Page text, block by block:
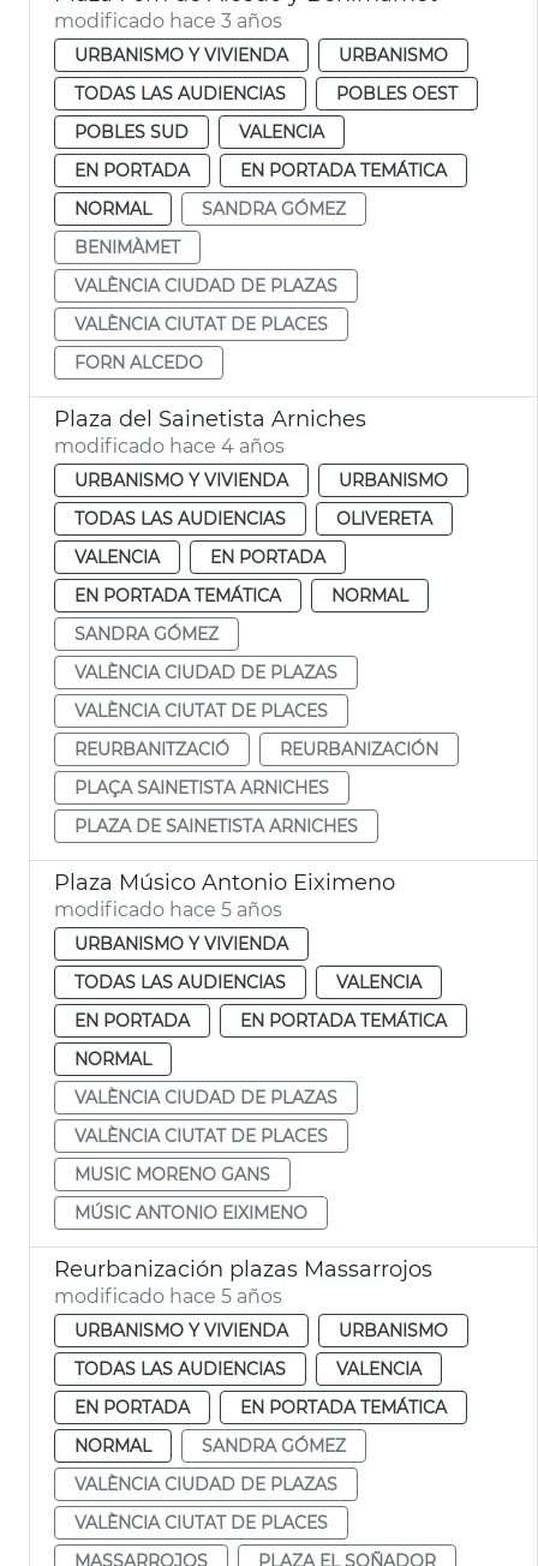
modificado hace 3 años
URBANISMO Y VIVIENDA
URBANISMO
TODAS LAS AUDIENCIAS
POBLES OEST
POBLES SUD
VALENCIA
EN PORTADA
EN PORTADA TEMÁTICA
NORMAL
SANDRA GÓMEZ
BENIMÀMET
VALÈNCIA CIUDAD DE PLAZAS
VALÈNCIA CIUTAT DE PLACES
FORN ALCEDO
Plaza del Sainetista Arniches
modificado hace 4 años
URBANISMO Y VIVIENDA
URBANISMO
TODAS LAS AUDIENCIAS
OLIVERETA
VALENCIA
EN PORTADA
EN PORTADA TEMÁTICA
NORMAL
SANDRA GÓMEZ
VALÈNCIA CIUDAD DE PLAZAS
VALÈNCIA CIUTAT DE PLACES
REURBANITZACIÓ
REURBANIZACIÓN
PLAÇA SAINETISTA ARNICHES
PLAZA DE SAINETISTA ARNICHES
Plaza Músico Antonio Eiximeno
modificado hace 5 años
URBANISMO Y VIVIENDA
TODAS LAS AUDIENCIAS
VALENCIA
EN PORTADA
EN PORTADA TEMÁTICA
NORMAL
VALÈNCIA CIUDAD DE PLAZAS
VALÈNCIA CIUTAT DE PLACES
MUSIC MORENO GANS
MÚSIC ANTONIO EIXIMENO
Reurbanización plazas Massarrojos
modificado hace 5 años
URBANISMO Y VIVIENDA
URBANISMO
TODAS LAS AUDIENCIAS
VALENCIA
EN PORTADA
EN PORTADA TEMÁTICA
NORMAL
SANDRA GÓMEZ
VALÈNCIA CIUDAD DE PLAZAS
VALÈNCIA CIUTAT DE PLACES
MASSARROJOS
PLAZA EL SOÑADOR